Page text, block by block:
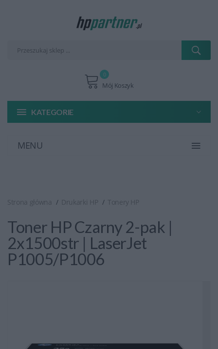
Mój Koszyk
0
KATEGORIE
MENU
Strona główna Drukarki HP Tonery HP
Toner HP Czarny 2-pak |
2x1500str | LaserJet
P1005/P1006